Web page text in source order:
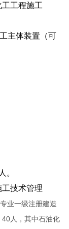
工工程施工
主体装置（可
。
工技术管理
业一级注册建造
人，其中石油化